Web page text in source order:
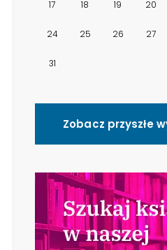
17 18 19 20
24 25 26 27
31
Zobacz przyszłe